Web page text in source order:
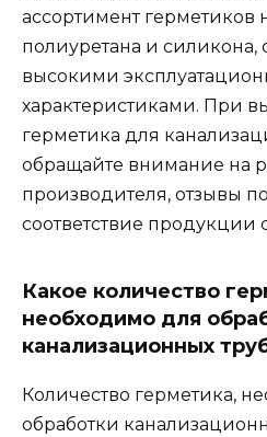
ассортимент герметиков
полиуретана и
высокими
характеристиками. При
герметика для
обращайте внимание на
производителя, отзывы
соответствие продукции
Какое количество
необходимо для
канализационных
Количество герметика,
обработки